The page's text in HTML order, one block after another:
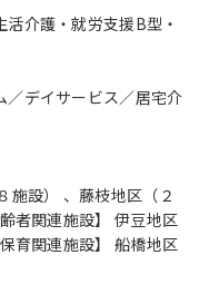
活介護・就労支援B型・
／デイサービス／居宅介
施設） 、藤枝地区（２
者関連施設】 伊豆地区
育関連施設】 船橋地区